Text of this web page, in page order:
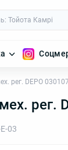
рег. DEPO
рег.
03